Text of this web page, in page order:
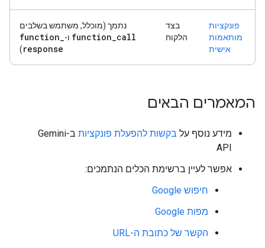
פונקציות
מותאמות
אישית
בצד
הלקוח
נתמך (מוכלל, משתמש בשלבים
function_call ו- function_
response
)
המאמרים הבאים
מידע נוסף על בקשות להפעלת פונקציות
ב-Gemini
API
אפשר לעיין ברשימת הכלים הנתמכים:
חיפוש Google
מפות Google
הקשר של כתובת ה-URL